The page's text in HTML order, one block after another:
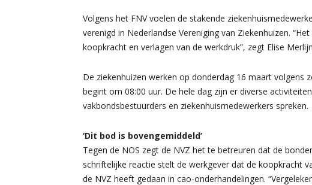
Volgens het FNV voelen de stakende
verenigd in Nederlandse Vereniging van Ziekenhuizen.
koopkracht en verlagen van de werkdruk”, zegt Elise
De ziekenhuizen werken op donderdag 16 maart volgens
begint om 08:00 uur. De hele dag zijn er diverse
vakbondsbestuurders en ziekenhuismedewerkers spreken.
‘Dit bod is bovengemiddeld’
Tegen de NOS zegt de NVZ het te betreuren dat de
schriftelijke reactie stelt de werkgever dat de koopkracht
de NVZ heeft gedaan in cao-onderhandelingen.